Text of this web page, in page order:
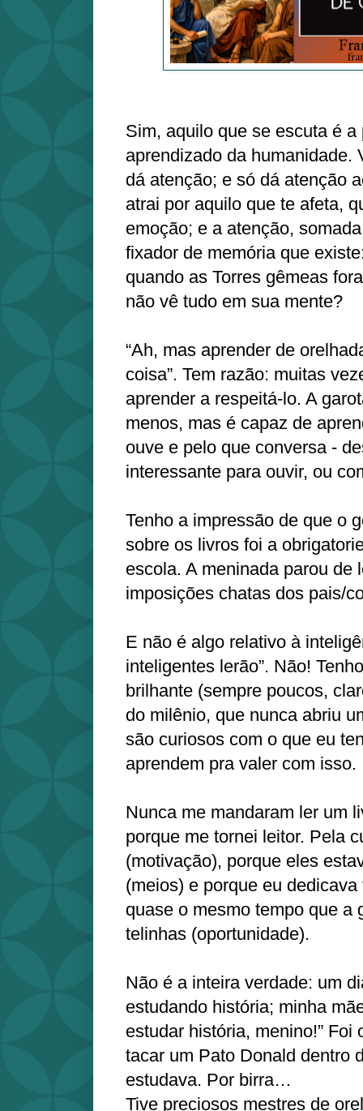
Sim, aquilo que se escuta é
aprendizado da humanidade.
dá atenção; e só dá atenção
atrai por aquilo que te afeta,
emoção; e a atenção,
fixador de memória que
quando as Torres gêmeas
não vê tudo em sua mente?
“Ah, mas aprender de
coisa”. Tem razão: muitas
aprender a respeitá-lo. A
menos, mas é capaz de
ouve e pelo que conversa -
interessante para ouvir, ou
Tenho a impressão de que o
sobre os livros foi a
escola. A meninada parou de
imposições chatas dos pais/
E não é algo relativo à
inteligentes lerão”. Não!
brilhante (sempre poucos,
do milênio, que nunca abriu
são curiosos com o que eu
aprendem pra valer com isso.
Nunca me mandaram ler um
porque me tornei leitor. Pela
(motivação), porque eles
(meios) e porque eu
quase o mesmo tempo que a
telinhas (oportunidade).
Não é a inteira verdade: um
estudando história; minha
estudar história, menino!” Foi
tacar um Pato Donald dentro
estudava. Por birra…
Tive preciosos mestres de